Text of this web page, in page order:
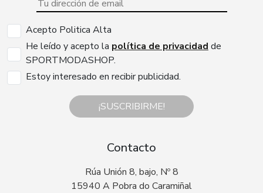
Acepto Politica Alta
He leído y acepto la política de privacidad de
SPORTMODASHOP.
Estoy interesado en recibir publicidad.
¡SUSCRIBIRME!
Contacto
Rúa Unión 8, bajo, Nº 8
15940 A Pobra do Caramiñal